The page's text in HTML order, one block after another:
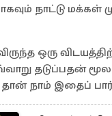
நாட்டு மக்கள்
ஒரு
தடுப்பதன்
தான் நாம் இதைப்